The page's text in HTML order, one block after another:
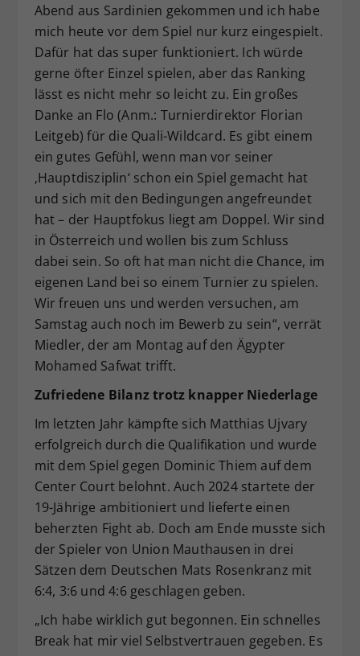
Abend aus Sardinien gekommen und ich habe
mich heute vor dem Spiel nur kurz eingespielt.
Dafür hat das super funktioniert. Ich würde
gerne öfter Einzel spielen, aber das Ranking
lässt es nicht mehr so leicht zu. Ein großes
Danke an Flo (Anm.: Turnierdirektor Florian
Leitgeb) für die Quali-Wildcard. Es gibt einem
ein gutes Gefühl, wenn man vor seiner
‚Hauptdisziplin‘ schon ein Spiel gemacht hat
und sich mit den Bedingungen angefreundet
hat – der Hauptfokus liegt am Doppel. Wir sind
in Österreich und wollen bis zum Schluss
dabei sein. So oft hat man nicht die Chance, im
eigenen Land bei so einem Turnier zu spielen.
Wir freuen uns und werden versuchen, am
Samstag auch noch im Bewerb zu sein“, verrät
Miedler, der am Montag auf den Ägypter
Mohamed Safwat trifft.
Zufriedene Bilanz trotz knapper Niederlage
Im letzten Jahr kämpfte sich Matthias Ujvary
erfolgreich durch die Qualifikation und wurde
mit dem Spiel gegen Dominic Thiem auf dem
Center Court belohnt. Auch 2024 startete der
19-Jährige ambitioniert und lieferte einen
beherzten Fight ab. Doch am Ende musste sich
der Spieler von Union Mauthausen in drei
Sätzen dem Deutschen Mats Rosenkranz mit
6:4, 3:6 und 4:6 geschlagen geben.
„Ich habe wirklich gut begonnen. Ein schnelles
Break hat mir viel Selbstvertrauen gegeben. Es